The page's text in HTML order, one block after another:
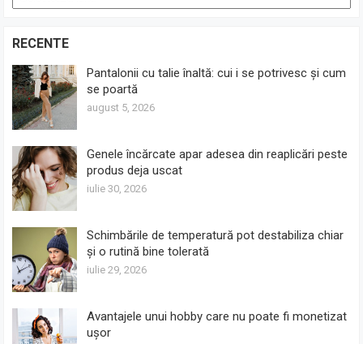
RECENTE
Pantalonii cu talie înaltă: cui i se potrivesc și cum
se poartă
august 5, 2026
Genele încărcate apar adesea din reaplicări peste
produs deja uscat
iulie 30, 2026
Schimbările de temperatură pot destabiliza chiar
și o rutină bine tolerată
iulie 29, 2026
Avantajele unui hobby care nu poate fi monetizat
ușor